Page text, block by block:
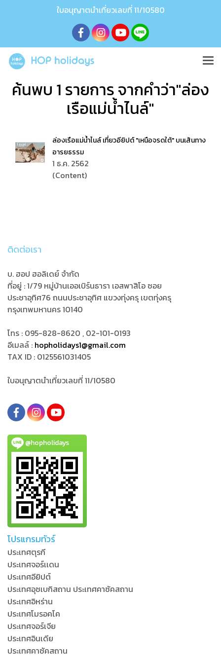
ใบอนุญาตนำเที่ยวเลขที่ 11/10580
ค้นพบ 1 รายการ จากคำว่า"ล่อง
เรือแม่น้ำไนล์"
ล่องเรือแม่น้ำไนล์ เที่ยวอียิปต์ "เหนือจรดใต้" บนเส้นทาง
อารยธรรม
1 ธ.ค. 2562
(Content)
ติดต่อเรา
บ. ฮอป ฮอลิเดย์ จำกัด
ที่อยู่ : 1/79 หมู่บ้านเออเบิร์นธารา เอสพาสิโอ ซอย
ประชาอุทิศ76 ถนนประชาอุทิศ แขวงทุ่งครุ เขตทุ่งครุ
กรุงเทพมหานคร 10140
โทร : 095-828-8620 , 02-101-0193
อีเมลล์ : hopholidays1@gmail.com
TAX ID : 0125561031405
ใบอนุญาตนำเที่ยวเลขที่ 11/10580
@hopholidays
โปรแกรมทัวร์
ประเทศตุรกี
ประเทศจอร์เเดน
ประเทศอียิปต์
ประเทศอุซเบกิสถาน ประเทศคาซัคสถาน
ประเทศอิหร่าน
ประเทศโมรอคโค
ประเทศจอร์เจีย
ประเทศอินเดีย
ประเทศคาซัคสถาน